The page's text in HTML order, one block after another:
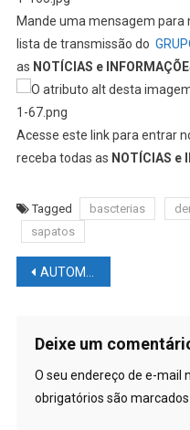
Mande uma mensagem para
lista de transmissão do
as NOTÍCIAS e
Acesse este link para entrar
receba todas as NOTÍCIAS e
Tagged bascterias
sapatos
Navegação
Post
AUTOMOBILISMO NEWS – F1: Max Verstappen tem usado uma tática em área cinzenta nas últimas corridas
Deixe um
O seu endereço de e-mail
obrigatórios são